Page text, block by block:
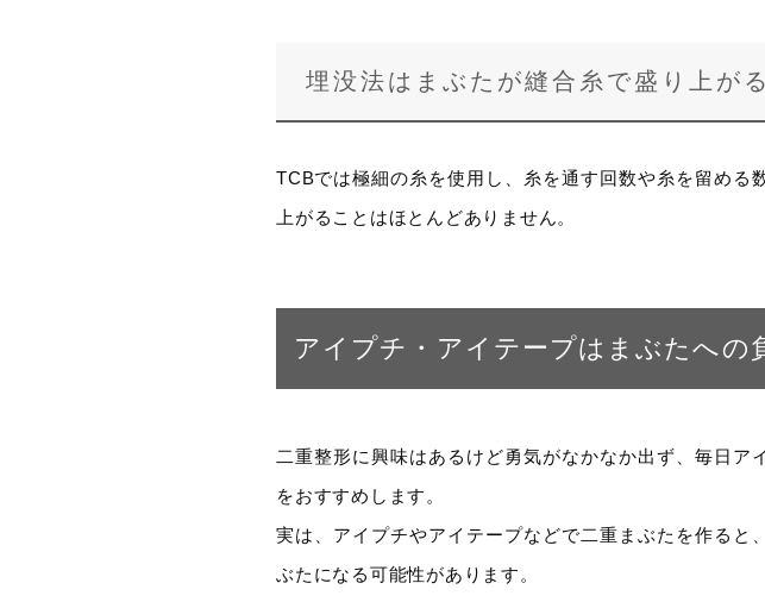
埋没法はまぶたが縫合糸で盛り上が
TCBでは極細の糸を使用し、糸を通す回数や糸を留める
上がることはほとんどありません。
アイプチ・アイテープはまぶたへの
二重整形に興味はあるけど勇気がなかなか出ず、毎日
をおすすめします。
実は、アイプチやアイテープなどで二重まぶたを作ると
ぶたになる可能性があります。